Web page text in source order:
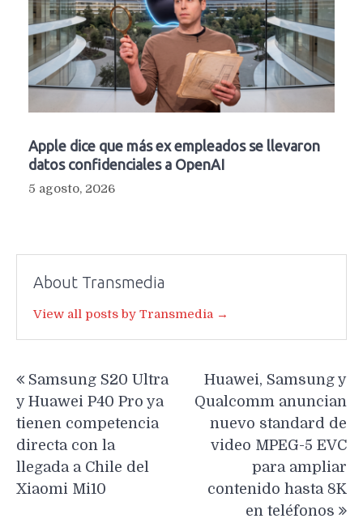
Apple dice que más ex empleados se llevaron
datos confidenciales a OpenAI
5 agosto, 2026
About Transmedia
View all posts by Transmedia →
de
entradas
Samsung S20 Ultra
y Huawei P40 Pro ya
tienen competencia
directa con la
llegada a Chile del
Xiaomi Mi10
Huawei, Samsung y
Qualcomm anuncian
nuevo standard de
video MPEG-5 EVC
para ampliar
contenido hasta 8K
en teléfonos